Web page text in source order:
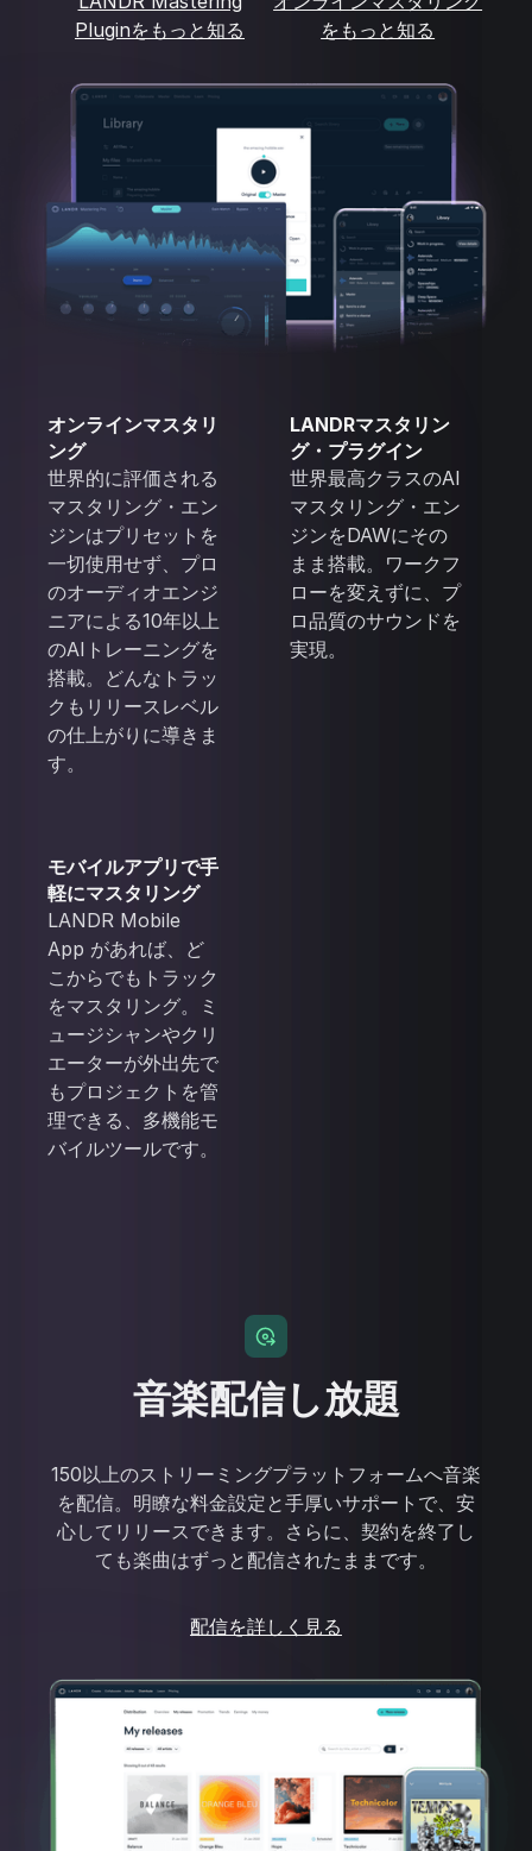
Pluginをもっと知る
をもっと知る
オンラインマスタリ
ング
世界的に評価される
マスタリング・エン
ジンはプリセットを
一切使用せず、プロ
のオーディオエンジ
ニアによる10年以上
のAIトレーニングを
搭載。どんなトラッ
クもリリースレベル
の仕上がりに導きま
す。
LANDRマスタリン
グ・プラグイン
世界最高クラスのAI
マスタリング・エン
ジンをDAWにその
まま搭載。ワークフ
ローを変えずに、プ
ロ品質のサウンドを
実現。
モバイルアプリで手
軽にマスタリング
LANDR Mobile
App があれば、ど
こからでもトラック
をマスタリング。ミ
ュージシャンやクリ
エーターが外出先で
もプロジェクトを管
理できる、多機能モ
バイルツールです。
音楽配信し放題
150以上のストリーミングプラットフォームへ音楽
を配信。明瞭な料金設定と手厚いサポートで、安
心してリリースできます。さらに、契約を終了し
ても楽曲はずっと配信されたままです。
配信を詳しく見る